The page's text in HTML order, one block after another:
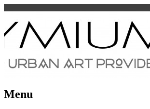
Spraymium Magazine
Urban Art Provider
Menu